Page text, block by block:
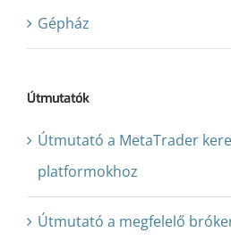
Gépház
Útmutatók
Útmutató a MetaTrader
platformokhoz
Útmutató a megfelelő